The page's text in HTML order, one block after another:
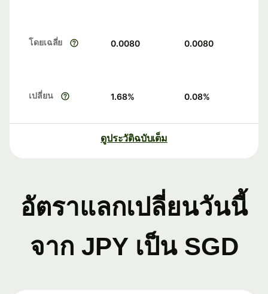
โดยเฉลี่ย 0.0080 0.0080
เปลี่ยน 1.68% 0.08%
ดูประวัติฉบับเต็ม
อัตราแลกเปลี่ยนวันนี้
จาก JPY เป็น SGD